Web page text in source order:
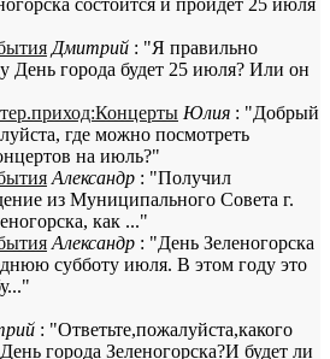
Дмитрий : "Я правильно
День города будет 25 июля? Или он
Юлия : "Добрый
где можно посмотреть
на июль?"
Александр : "Получил
из Муниципального Совета г.
как ..."
Александр : "День Зеленогорска
субботу июля. В этом году это
: "Ответьте,пожалуйста,какого
города Зеленогорска?И будет ли